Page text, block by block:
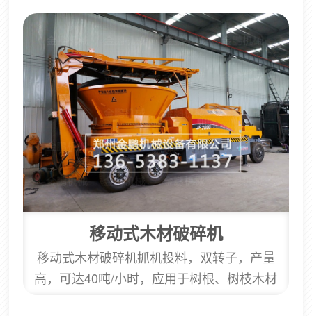
的解决这些问题。粉碎后的物料供应：大型畜
牧业养殖饲料、大型生物质电厂发电、大型生
物质颗粒燃料厂等。稻草捆粉碎机采用低转
速、大扭矩双电机直接驱动两个刀辊，利用刀
辊上两个相对旋转的刀具之间相互剪切、撕裂
原理对物料进行破碎，对软硬物料都有很好的
破碎效果；运行稳定性好，噪音小，自动...
移动式木材破碎机
移动式木材破碎机抓机投料，双转子，产量
高，可达40吨/小时，应用于树根、树枝木材